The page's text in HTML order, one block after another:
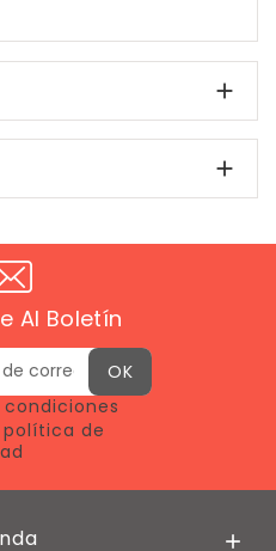


Al Boletín
de
